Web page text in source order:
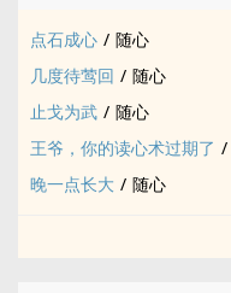
记忆的沙漏开始倒流，曾
面对突如其来的家庭冲击
这是一段关于「遗忘」也
已成为刻在骨底的肌肉记
点石成心 / 随心
几度待莺回 / 随心
止戈为武 / 随心
王爷，你的读心术过期了 /
晚一点长大 / 随心